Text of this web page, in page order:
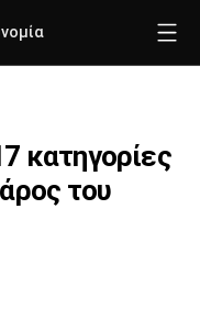
κατηγορίες
του